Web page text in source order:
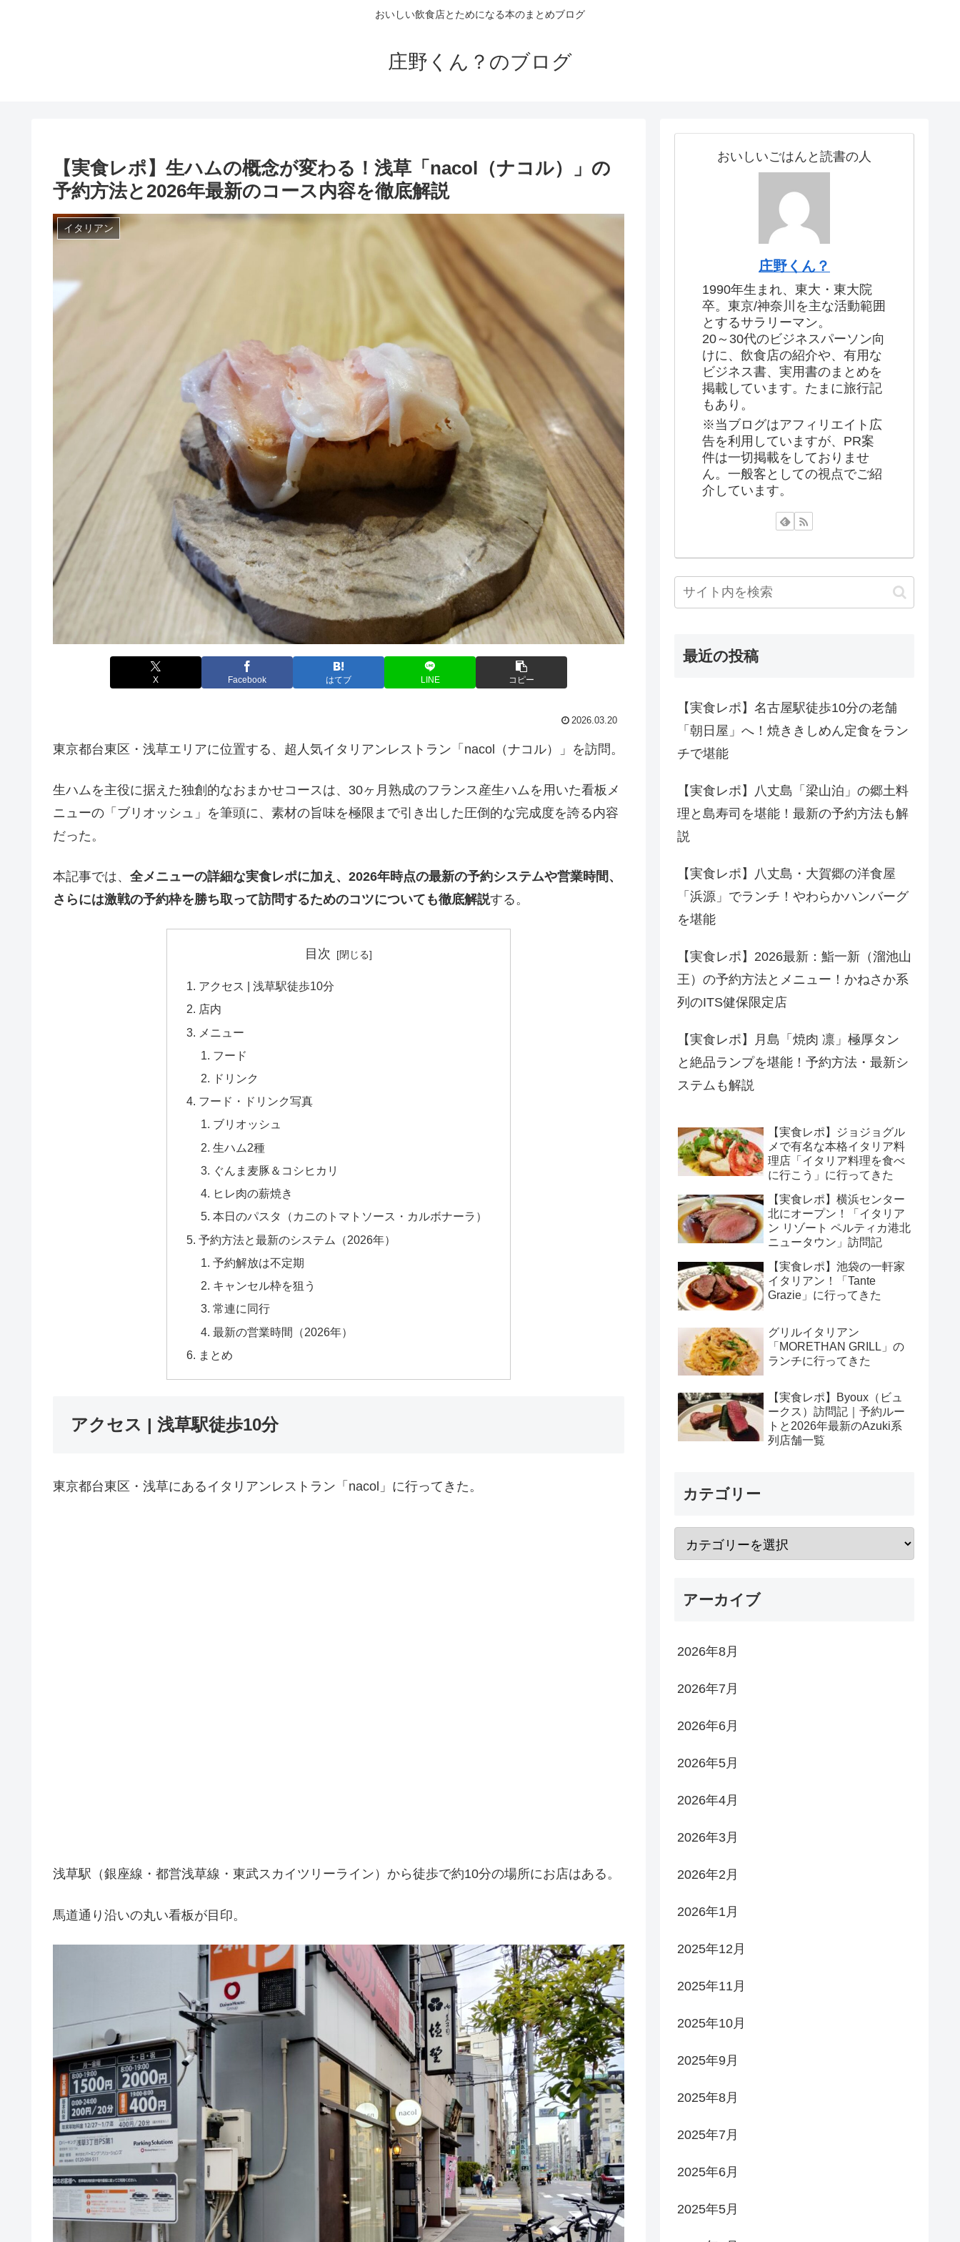
おいしい飲食店とためになる本のまとめブログ
庄野くん？のブログ
【実食レポ】生ハムの概念が変わる！浅草「nacol（ナコル）」の
予約方法と2026年最新のコース内容を徹底解説
イタリアン
X Facebook はてブ LINE コピー
2026.03.20
東京都台東区・浅草エリアに位置する、超人気イタリアンレストラン「nacol（ナコル）」を訪問。
生ハムを主役に据えた独創的なおまかせコースは、30ヶ月熟成のフランス産生ハムを用いた看板メ
ニューの「ブリオッシュ」を筆頭に、素材の旨味を極限まで引き出した圧倒的な完成度を誇る内容
だった。
本記事では、 全メニューの詳細な実食レポに加え、2026年時点の最新の予約システムや営業時間、
さらには激戦の予約枠を勝ち取って訪問するためのコツについても徹底解説する。
目次
アクセス | 浅草駅徒歩10分
店内
メニュー
フード
ドリンク
フード・ドリンク写真
ブリオッシュ
生ハム2種
ぐんま麦豚＆コシヒカリ
ヒレ肉の薪焼き
本日のパスタ（カニのトマトソース・カルボナーラ）
予約方法と最新のシステム（2026年）
予約解放は不定期
キャンセル枠を狙う
常連に同行
最新の営業時間（2026年）
まとめ
アクセス | 浅草駅徒歩10分
東京都台東区・浅草にあるイタリアンレストラン「nacol」に行ってきた。
浅草駅（銀座線・都営浅草線・東武スカイツリーライン）から徒歩で約10分の場所にお店はある。
馬道通り沿いの丸い看板が目印。
おいしいごはんと読書の人
庄野くん？
1990年生まれ、東大・東大院
卒。東京/神奈川を主な活動範囲
とするサラリーマン。
20～30代のビジネスパーソン向
けに、飲食店の紹介や、有用な
ビジネス書、実用書のまとめを
掲載しています。たまに旅行記
もあり。
※当ブログはアフィリエイト広
告を利用していますが、PR案
件は一切掲載をしておりませ
ん。一般客としての視点でご紹
介しています。
最近の投稿
【実食レポ】名古屋駅徒歩10分の老舗
「朝日屋」へ！焼ききしめん定食をラン
チで堪能
【実食レポ】八丈島「梁山泊」の郷土料
理と島寿司を堪能！最新の予約方法も解
説
【実食レポ】八丈島・大賀郷の洋食屋
「浜源」でランチ！やわらかハンバーグ
を堪能
【実食レポ】2026最新：鮨一新（溜池山
王）の予約方法とメニュー！かねさか系
列のITS健保限定店
【実食レポ】月島「焼肉 凛」極厚タン
と絶品ランプを堪能！予約方法・最新シ
ステムも解説
【実食レポ】ジョジョグル
メで有名な本格イタリア料
理店「イタリア料理を食べ
に行こう」に行ってきた
【実食レポ】横浜センター
北にオープン！「イタリア
ン リゾート ペルティカ港北
ニュータウン」訪問記
【実食レポ】池袋の一軒家
イタリアン！「Tante
Grazie」に行ってきた
グリルイタリアン
「MORETHAN GRILL」の
ランチに行ってきた
【実食レポ】Byoux（ビュ
ークス）訪問記｜予約ルー
トと2026年最新のAzuki系
列店舗一覧
カテゴリー
アーカイブ
2026年8月
2026年7月
2026年6月
2026年5月
2026年4月
2026年3月
2026年2月
2026年1月
2025年12月
2025年11月
2025年10月
2025年9月
2025年8月
2025年7月
2025年6月
2025年5月